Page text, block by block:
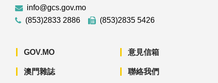
info@gcs.gov.mo
(853)2833 2886
(853)2835 5426
GOV.MO
澳門雜誌
意見信箱
聯絡我們